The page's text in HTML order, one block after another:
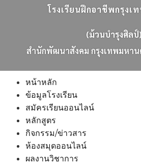
โรงเรียนฝึกอาชีพกรุงเ
(ม้วนบำรุงศิลป์)
สนกพฒนาสงคม กรงเทพมหาน
หน้าหลัก
ข้อมูลโรงเรียน
สมัครเรียนออนไลน์
หลักสูตร
กิจกรรม/ข่าวสาร
ห้องสมุดออนไลน์
ผลงานวิชาการ